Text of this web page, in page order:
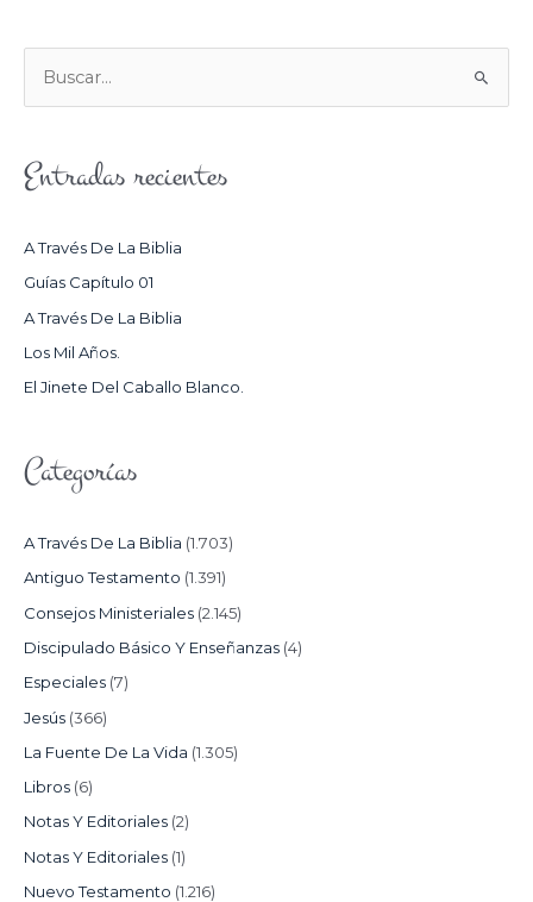
U
C
R
:
Entradas recientes
A Través De La Biblia
Guías Capítulo 01
A Través De La Biblia
Los Mil Años.
El Jinete Del Caballo Blanco.
Categorías
A Través De La Biblia (1.703)
Antiguo Testamento (1.391)
Consejos Ministeriales (2.145)
Discipulado Básico Y Enseñanzas (4)
Especiales (7)
Jesús (366)
La Fuente De La Vida (1.305)
Libros (6)
Notas Y Editoriales (2)
Notas Y Editoriales (1)
Nuevo Testamento (1.216)